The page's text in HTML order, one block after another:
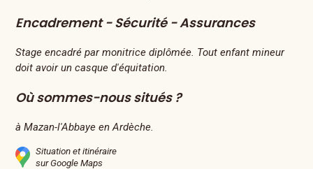
Encadrement - Sécurité - Assurances
Stage encadré par monitrice diplômée. Tout enfant mineur
doit avoir un casque d'équitation.
Où sommes-nous situés ?
à Mazan-l'Abbaye en Ardèche.
Situation et itinéraire
sur Google Maps